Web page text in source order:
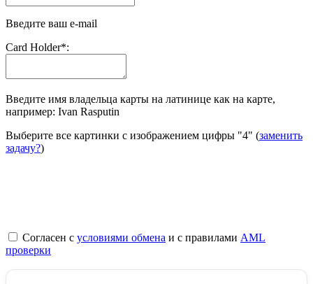
Введите ваш e-mail
Сard Holder*:
Введите имя владельца карты на латинице как на карте,
например: Ivan Rasputin
Выберите все картинки с изображением цифры "4" (заменить
задачу?)
Согласен с условиями обмена и с правилами AML
проверки